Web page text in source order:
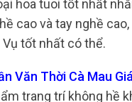
hoa tuoi tốt nhất
cao và tay nghề
tốt nhất có thể.
Văn Thời Cà Mau
trang trí không hề